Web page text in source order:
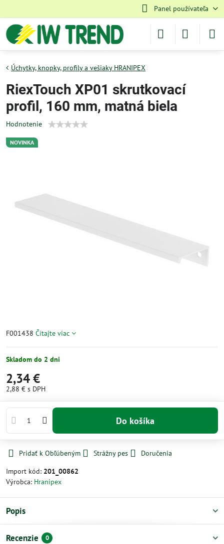
Panel používateľa
NOVINKA
Úchytky, knopky, profily a vešiaky HRANIPEX
RiexTouch XP01 skrutkovací
profil, 160 mm, matná biela
Hodnotenie
F001438 Čítajte viac
Skladom do 2 dni
2,34 €
2,88 € s DPH
Do košíka
Pridať k Obľúbeným Strážny pes
Doručenia
Import kód: 201_00862
Výrobca: Hranipex
Popis
Recenzie 0